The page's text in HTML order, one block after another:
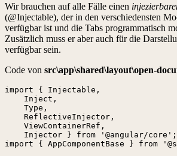
Wir brauchen auf alle Fälle einen
(@Injectable), der in den verschiedensten
verfügbar ist und die Tabs programmatisch
Zusätzlich muss er aber auch für die
verfügbar sein.
Code von src\app\shared\layout\open-
import { Injectable,
    Inject,
    Type,
    ReflectiveInjector,
    ViewContainerRef,
    Injector } from '@angular/core';
import { AppComponentBase } from